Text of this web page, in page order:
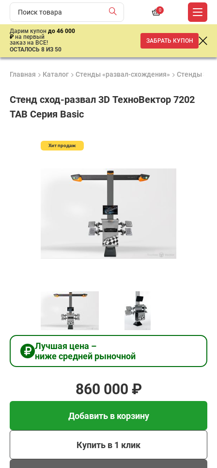
0
Дарим купон до 46 000
₽ на первый
заказ на ВСЕ!
ОСТАЛОСЬ 8 ИЗ 50
ЗАБРАТЬ КУПОН
Главная Каталог Стенды «развал-схождения» Стенды 3D
Стенд сход-развал 3D ТехноВектор 7202
TAB Серия Basic
Продукция
сертифицирована
Хит продаж
Лучшая цена –
ниже средней рыночной
860 000 ₽
Добавить в корзину
Купить в 1 клик
Лучшая
Добавить в корзину
Купить в 1 клик
В кредит от 28 667 руб/